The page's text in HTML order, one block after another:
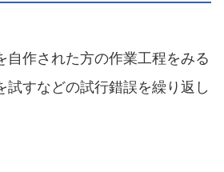
自作された方の作業工程をみる
試すなどの試行錯誤を繰り返し